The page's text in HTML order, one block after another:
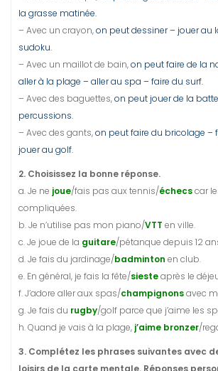
la grasse matinée.
– Avec un crayon,on peut dessiner – jouer au
sudoku.
– Avec un maillot de bain,on peut faire de la
aller à la plage – aller au spa – faire du surf.
– Avec des baguettes,on peut jouer de la
percussions.
– Avec des gants,on peut faire du bricolage –
jouer au golf.
2. Choisissez la bonne réponse.
a. Je ne joue/fais pas aux tennis/échecscar
compliquées.
b. Je n’utilise pas mon piano/VTT en ville.
c. Je joue de la guitare/pétanque depuis 12
d. Je fais du jardinage/badminton en club.
e. En général, je fais la fête/siesteaprès le
f. J’adore aller aux spas/champignonsavec
g. Je fais du rugby/golf parce que j’aime les
h. Quand je vais à la plage, j’aime bronzer/
3. Complétez les phrases suivantes avec
loisirs de la carte mentale. Réponses